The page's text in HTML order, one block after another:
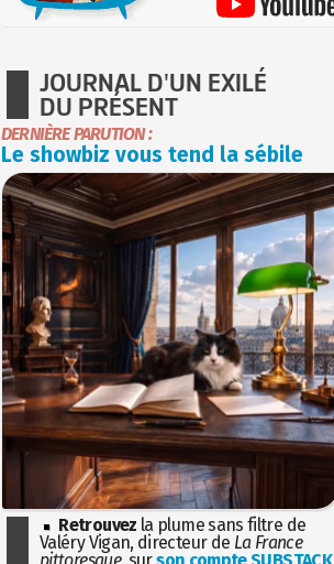
JOURNAL D'UN EXILÉ
DU PRÉSENT
DERNIÈRE PARUTION :
Le showbiz vous tend la sébile
Retrouvez la plume sans filtre de
Valéry Vigan, directeur de La France